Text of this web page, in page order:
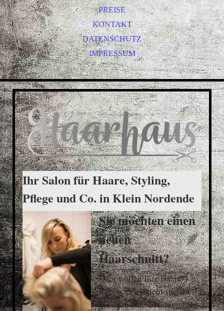
PREISE
KONTAKT
DATENSCHUTZ
IMPRESSUM
Ihr Salon für Haare, Styling,
Pflege und Co. in Klein Nordende
Sie möchten einen
neuen
Haarschnitt?
Oder wollen Ihre Haare
färben? Vielleicht suchen
Sie auch eine Beratung für